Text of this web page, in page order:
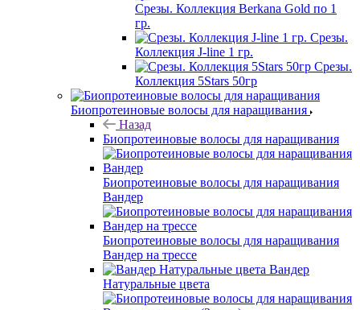
Срезы. Коллекция Berkana Gold по 1
гр.
Срезы.
Коллекция J-line 1 гр.
Срезы.
Коллекция 5Stars 50гр
Биопротеиновые волосы для наращивания
Назад
Биопротеиновые волосы для наращивания
Биопротеиновые волосы для наращивания
Вандер
Биопротеиновые волосы для наращивания
Вандер на трессе
Вандер
Натуральные цвета